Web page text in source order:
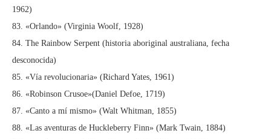
1962)
83. «Orlando» (Virginia Woolf, 1928)
84. The Rainbow Serpent (historia aboriginal australiana, fecha
desconocida)
85. «Vía revolucionaria» (Richard Yates, 1961)
86. «Robinson Crusoe»(Daniel Defoe, 1719)
87. «Canto a mí mismo» (Walt Whitman, 1855)
88. «Las aventuras de Huckleberry Finn» (Mark Twain, 1884)